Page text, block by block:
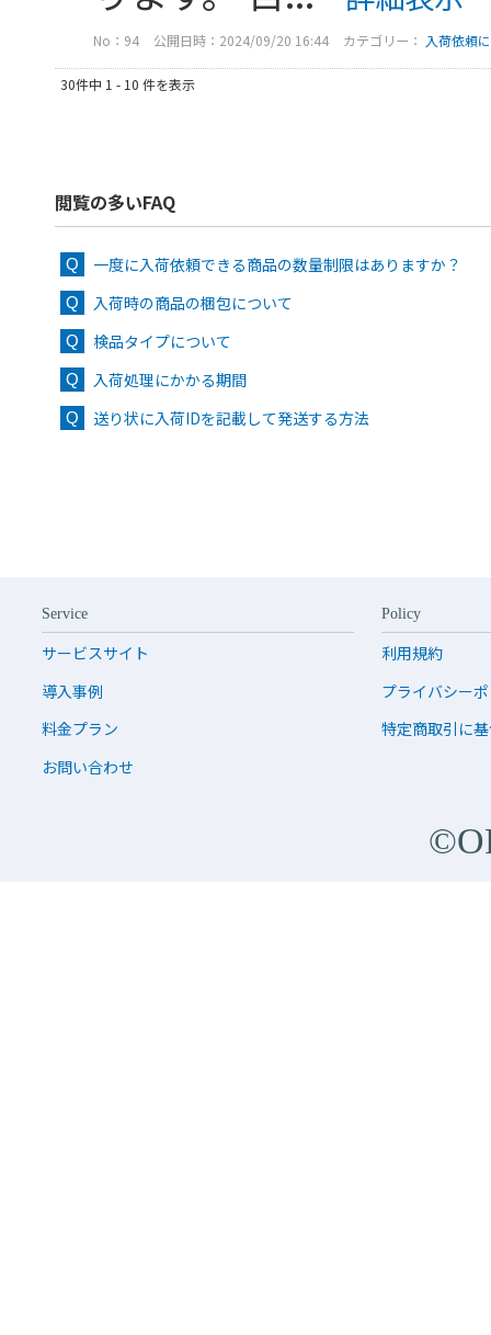
No：94 公開日時：2024/09/20 16:44 カテゴリー： 入荷依頼
30件中 1 - 10 件を表示
閲覧の多いFAQ
一度に入荷依頼できる商品の数量制限はありますか？
入荷時の商品の梱包について
検品タイプについて
入荷処理にかかる期間
送り状に入荷IDを記載して発送する方法
Service
サービスサイト
導入事例
料金プラン
お問い合わせ
Policy
利用規約
プライバシー
特定商取引に